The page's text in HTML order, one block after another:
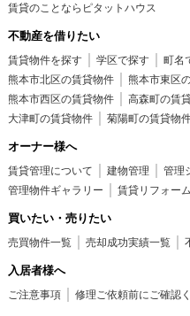
賃貸のことならピタットハウス
不動産を借りたい
賃貸物件を探す 学区で探す 町名
熊本市北区の賃貸物件
熊本市東区
熊本市西区の賃貸物件
高森町の賃
大津町の賃貸物件
菊陽町の賃貸物
オーナー様へ
賃貸管理について 建物管理 管理
管理物件ギャラリー
賃貸リフォー
買いたい・売りたい
売買物件一覧 売却成功実績一覧
入居者様へ
ご注意事項 修理ご依頼前にご確認